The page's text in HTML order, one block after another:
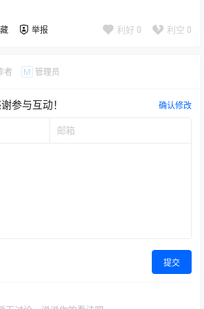
举报 利好 0 利空 0
者 M 管理员
参与互动！ 确认修改
提交